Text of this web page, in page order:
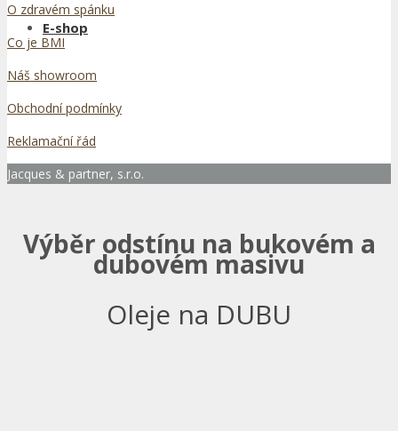
E-shop
O zdravém spánku
Co je BMI
Náš showroom
Obchodní podmínky
Reklamační řád
Jacques & partner, s.r.o.
Výběr odstínu na bukovém a
dubovém masivu
Oleje na DUBU